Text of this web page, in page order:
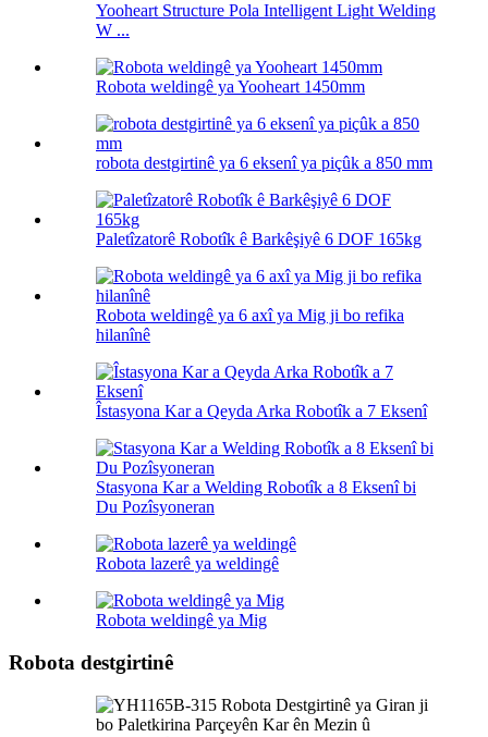
Yooheart Structure Pola Intelligent Light Welding
W ...
Robota weldingê ya Yooheart 1450mm
robota destgirtinê ya 6 eksenî ya piçûk a 850 mm
Paletîzatorê Robotîk ê Barkêşiyê 6 DOF 165kg
Robota weldingê ya 6 axî ya Mig ji bo refika
hilanînê
Îstasyona Kar a Qeyda Arka Robotîk a 7 Eksenî
Stasyona Kar a Welding Robotîk a 8 Eksenî bi
Du Pozîsyoneran
Robota lazerê ya weldingê
Robota weldingê ya Mig
Robota destgirtinê